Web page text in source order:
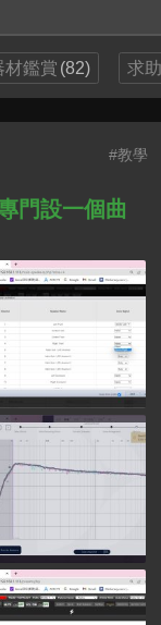
材鑑賞 (82) 求
#教學
門設一個曲